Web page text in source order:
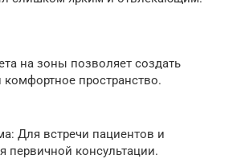
на зоны позволяет создать
пространство.
Для встречи пациентов и
первичной консультации.